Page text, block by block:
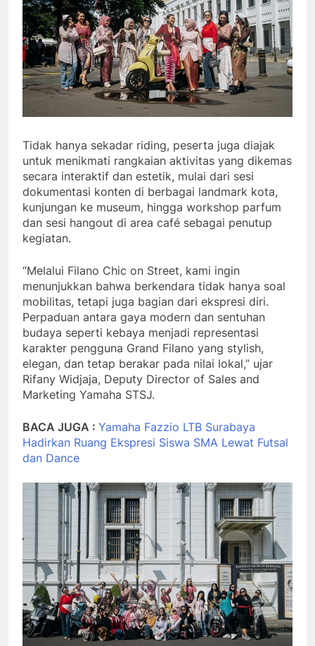
Tidak hanya sekadar riding, peserta juga diajak
untuk menikmati rangkaian aktivitas yang dikemas
secara interaktif dan estetik, mulai dari sesi
dokumentasi konten di berbagai landmark kota,
kunjungan ke museum, hingga workshop parfum
dan sesi hangout di area café sebagai penutup
kegiatan.
“Melalui Filano Chic on Street, kami ingin
menunjukkan bahwa berkendara tidak hanya soal
mobilitas, tetapi juga bagian dari ekspresi diri.
Perpaduan antara gaya modern dan sentuhan
budaya seperti kebaya menjadi representasi
karakter pengguna Grand Filano yang stylish,
elegan, dan tetap berakar pada nilai lokal,” ujar
Rifany Widjaja, Deputy Director of Sales and
Marketing Yamaha STSJ.
BACA JUGA : Yamaha Fazzio LTB Surabaya
Hadirkan Ruang Ekspresi Siswa SMA Lewat Futsal
dan Dance